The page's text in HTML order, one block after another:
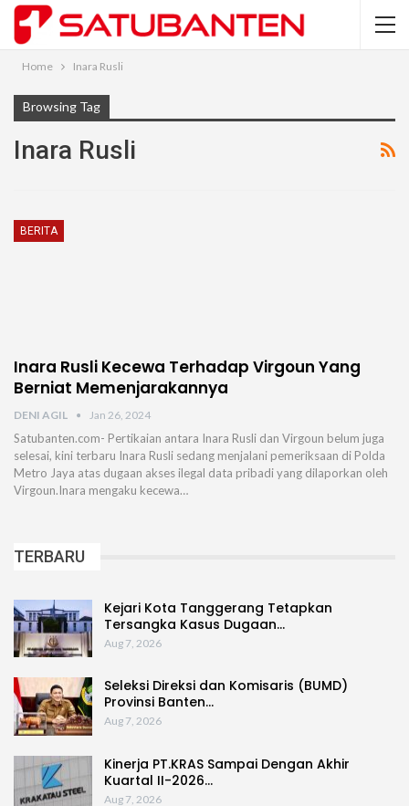
Home Inara Rusli
Browsing Tag
Inara Rusli
BERITA
Inara Rusli Kecewa Terhadap Virgoun Yang
Berniat Memenjarakannya
DENI AGIL Jan 26, 2024
Satubanten.com- Pertikaian antara Inara Rusli dan Virgoun belum juga
selesai, kini terbaru Inara Rusli sedang menjalani pemeriksaan di Polda
Metro Jaya atas dugaan akses ilegal data pribadi yang dilaporkan oleh
Virgoun.Inara mengaku kecewa…
TERBARU
Kejari Kota Tanggerang Tetapkan
Tersangka Kasus Dugaan…
Aug 7, 2026
Seleksi Direksi dan Komisaris (BUMD)
Provinsi Banten…
Aug 7, 2026
Kinerja PT.KRAS Sampai Dengan Akhir
Kuartal II-2026…
Aug 7, 2026